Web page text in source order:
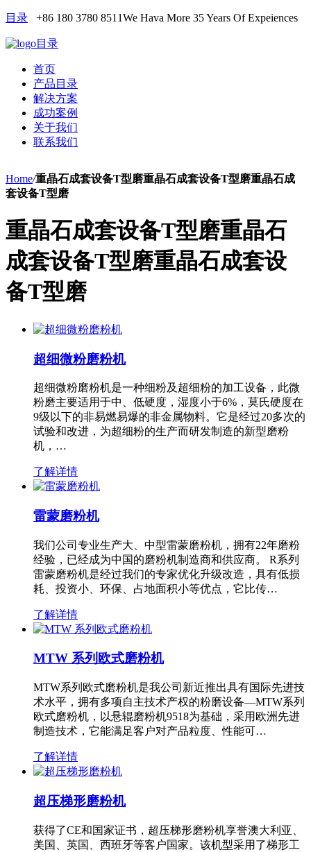
目录 +86 180 3780 8511We Hava More 35 Years Of Expeiences
目录
首页
产品目录
解决方案
成功案例
关于我们
联系我们
Home/重晶石成套设备T型磨重晶石成套设备T型磨重晶石成
套设备T型磨
重晶石成套设备T型磨重晶石
成套设备T型磨重晶石成套设
备T型磨
超细微粉磨粉机
超细微粉磨粉机是一种细粉及超细粉的加工设备，此微
粉磨主要适用于中、低硬度，湿度小于6%，莫氏硬度在
9级以下的非易燃易爆的非金属物料。它是经过20多次的
试验和改进，为超细粉的生产而研发制造的新型磨粉
机，…
了解详情
雷蒙磨粉机
我们公司专业生产大、中型雷蒙磨粉机，拥有22年磨粉
经验，已经成为中国的磨粉机制造商和供应商。 R系列
雷蒙磨粉机是经过我们的专家优化升级改造，具有低损
耗、投资小、环保、占地面积小等优点，它比传…
了解详情
MTW 系列欧式磨粉机
MTW系列欧式磨粉机是我公司新近推出具有国际先进技
术水平，拥有多项自主技术产权的粉磨设备—MTW系列
欧式磨粉机，以悬辊磨粉机9518为基础，采用欧洲先进
制造技术，它能满足客户对产品粒度、性能可…
了解详情
超压梯形磨粉机
获得了CE和国家证书，超压梯形磨粉机享誉澳大利亚、
美国、英国、西班牙等客户国家。该机型采用了梯形工